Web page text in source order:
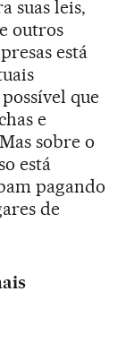
suas leis,
e outros
está
que
e
sobre o
está
pagando
de